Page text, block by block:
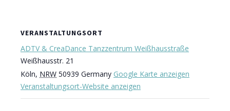
VERANSTALTUNGSORT
ADTV & CreaDance Tanzzentrum Weißhausstraße
Weißhausstr. 21
Köln, NRW 50939 Germany Google Karte anzeigen
Veranstaltungsort-Website anzeigen